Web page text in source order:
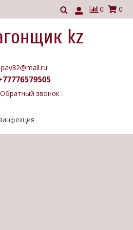
0 0
kz
pav82@mail.ru
Обратный звонок